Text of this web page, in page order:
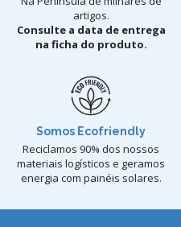
artigos.
Consulte a data de entrega
na ficha do produto.
Somos Ecofriendly
Reciclamos 90% dos nossos
materiais logísticos e geramos
energia com painéis solares.